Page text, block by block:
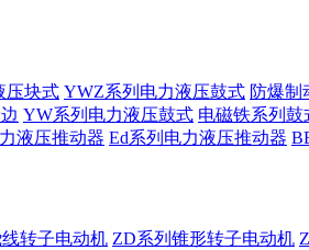
压块式 YWZ系列电力液压鼓式 防爆制
YW系列电力液压鼓式 电磁铁系列鼓
液压推动器 Ed系列电力液压推动器
转子电动机 ZD系列锥形转子电动机